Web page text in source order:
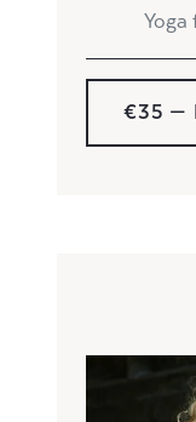
Yoga
€35 —